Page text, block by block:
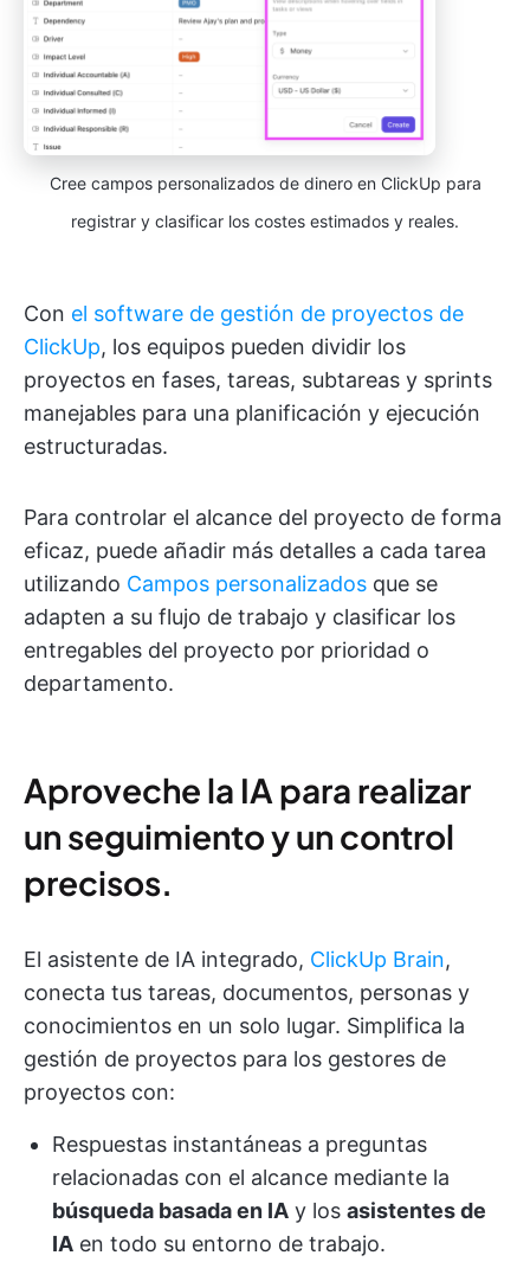
Cree campos personalizados de dinero en ClickUp para
registrar y clasificar los costes estimados y reales.
Con el software de gestión de proyectos de
ClickUp, los equipos pueden dividir los
proyectos en fases, tareas, subtareas y sprints
manejables para una planificación y ejecución
estructuradas.
Para controlar el alcance del proyecto de forma
eficaz, puede añadir más detalles a cada tarea
utilizando Campos personalizados que se
adapten a su flujo de trabajo y clasificar los
entregables del proyecto por prioridad o
departamento.
Aproveche la IA para realizar
un seguimiento y un control
precisos.
El asistente de IA integrado, ClickUp Brain,
conecta tus tareas, documentos, personas y
conocimientos en un solo lugar. Simplifica la
gestión de proyectos para los gestores de
proyectos con:
Respuestas instantáneas a preguntas
relacionadas con el alcance mediante la
búsqueda basada en IA y los asistentes de
IA en todo su entorno de trabajo.